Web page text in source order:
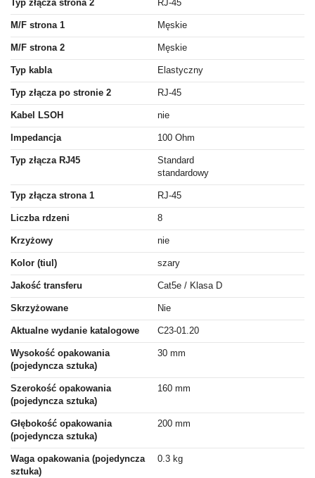
Typ złącza strona 2 RJ-45
M/F strona 1 Męskie
M/F strona 2 Męskie
Typ kabla Elastyczny
Typ złącza po stronie 2 RJ-45
Kabel LSOH nie
Impedancja 100 Ohm
Typ złącza RJ45
Standard
standardowy
Typ złącza strona 1 RJ-45
Liczba rdzeni 8
Krzyżowy nie
Kolor (tiul) szary
Jakość transferu Cat5e / Klasa D
Skrzyżowane Nie
Aktualne wydanie katalogowe C23-01.20
Wysokość opakowania
(pojedyncza sztuka)
30 mm
Szerokość opakowania
(pojedyncza sztuka)
160 mm
Głębokość opakowania
(pojedyncza sztuka)
200 mm
Waga opakowania (pojedyncza
sztuka)
0.3 kg